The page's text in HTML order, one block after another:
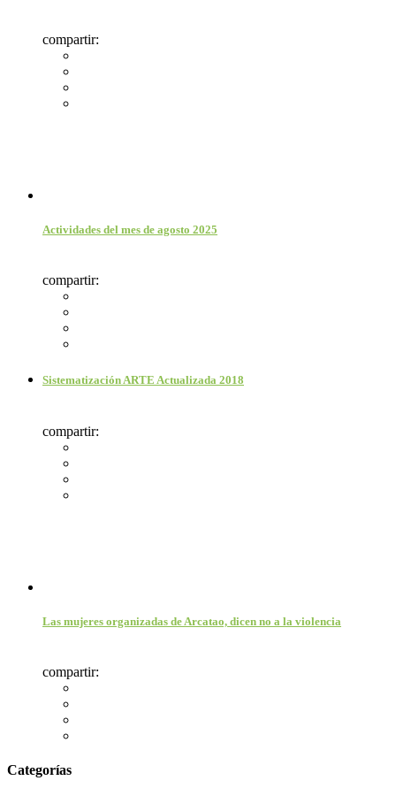
compartir:
Actividades del mes de agosto 2025
compartir:
Sistematización ARTE Actualizada 2018
compartir:
Las mujeres organizadas de Arcatao, dicen no a la violencia
compartir:
Categorías